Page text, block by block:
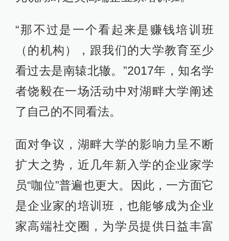
“那不过是一个看起来是赚钱培训班
（的机构），跟我们的大学教育至少
看过去是南辕北辙。”2017年，知名学
者饶毅在一场活动中对湖畔大学阐述
了自己的不同看法。
面对争议，湖畔大学的影响力呈不断
扩大之势，近几年新入学的企业家学
员“咖位”普遍也更大。因此，一方面它
是企业家的培训班，也能够成为企业
家高端社交圈，为学员提供日益丰富